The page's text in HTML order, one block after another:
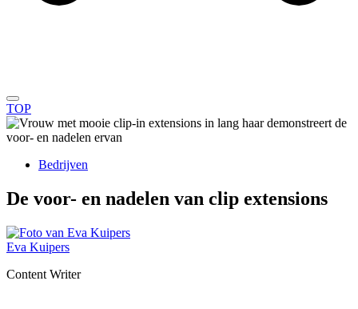
TOP
Bedrijven
De voor- en nadelen van clip extensions
Eva Kuipers
Content Writer